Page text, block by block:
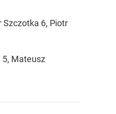
Szczotka 6, Piotr
5, Mateusz